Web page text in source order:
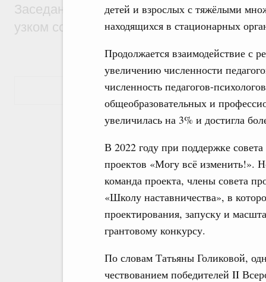
детей и взрослых с тяжёлыми
находящихся в стационарных
Продолжается взаимодействие с
увеличению численности
численность педагогов-
общеобразовательных и
увеличилась на 3% и достигла
В 2022 году при поддержке
проектов «Могу всё изменить!».
команда проекта, члены совета
«Школу наставничества», в
проектирования, запуску и
грантовому конкурсу.
По словам Татьяны Голиковой,
чествованием победителей II
Заседание Евразийского
узком составе
Показать еще